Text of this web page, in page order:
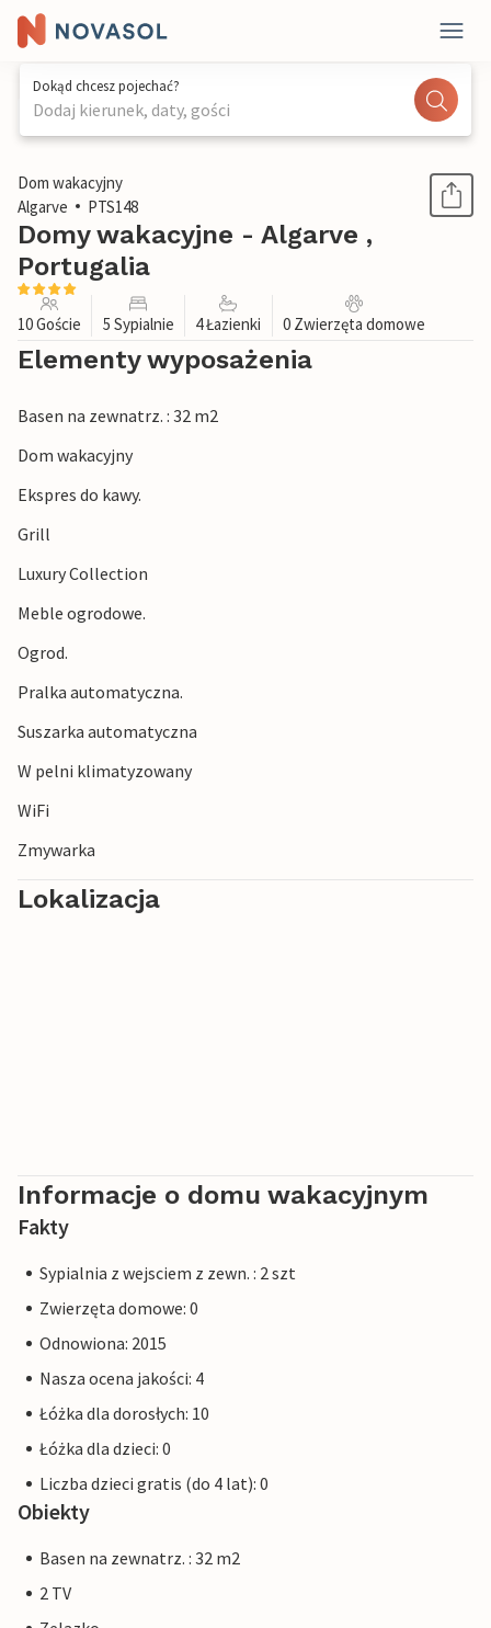
Dokąd chcesz pojechać?
Dodaj kierunek, daty, gości
1 / 37
Dom wakacyjny
Algarve
PTS148
Domy wakacyjne - Algarve ,
Portugalia
10 Goście 5 Sypialnie 4 Łazienki 0 Zwierzęta domowe
Elementy wyposażenia
Basen na zewnatrz. : 32 m2
Dom wakacyjny
Ekspres do kawy.
Grill
Luxury Collection
Meble ogrodowe.
Ogrod.
Pralka automatyczna.
Suszarka automatyczna
W pelni klimatyzowany
WiFi
Zmywarka
Lokalizacja
Informacje o domu wakacyjnym
Fakty
Sypialnia z wejsciem z zewn. : 2 szt
Zwierzęta domowe: 0
Odnowiona: 2015
Nasza ocena jakości: 4
Łóżka dla dorosłych: 10
Łóżka dla dzieci: 0
Liczba dzieci gratis (do 4 lat): 0
Obiekty
Basen na zewnatrz. : 32 m2
2 TV